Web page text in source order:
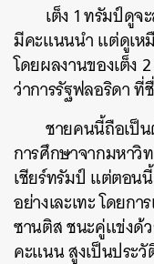
เต็ง 1 ทรัมป์ดูจ
มีคะแนนนำ แต่ดูเห
โดยผลงานของเต็ง
ว่าการรัฐฟลอริดา ที่
ชายคนนี้ถือเป็
การศึกษาจากมหาวิ
เชียร์ทรัมป์ แต่ตอน
อย่างเละเทะ โดยก
ซานติส ชนะคู่แข่งด้
คะแนน สูงเป็นประ